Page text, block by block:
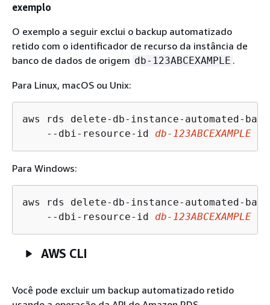
exemplo
O exemplo a seguir exclui o backup automatizado
retido com o identificador de recurso da instância de
banco de dados de origem db-123ABCEXAMPLE .
Para Linux, macOS ou Unix:
aws rds delete-db-instance-automated-
    --dbi-resource-id
db-123ABCEXAMPLE
Para Windows:
aws rds delete-db-instance-automated-
    --dbi-resource-id
db-123ABCEXAMPLE
AWS CLI
Você pode excluir um backup automatizado retido